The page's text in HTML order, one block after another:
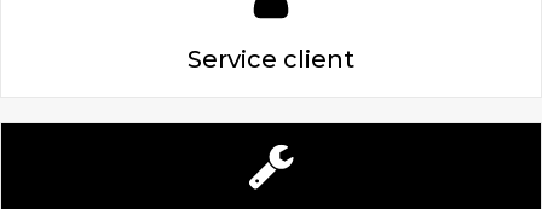
Service client